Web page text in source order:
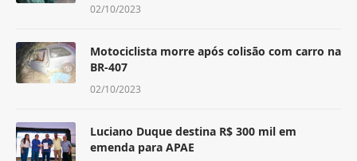
02/10/2023
Motociclista morre após colisão com carro na
BR-407
02/10/2023
Luciano Duque destina R$ 300 mil em
emenda para APAE